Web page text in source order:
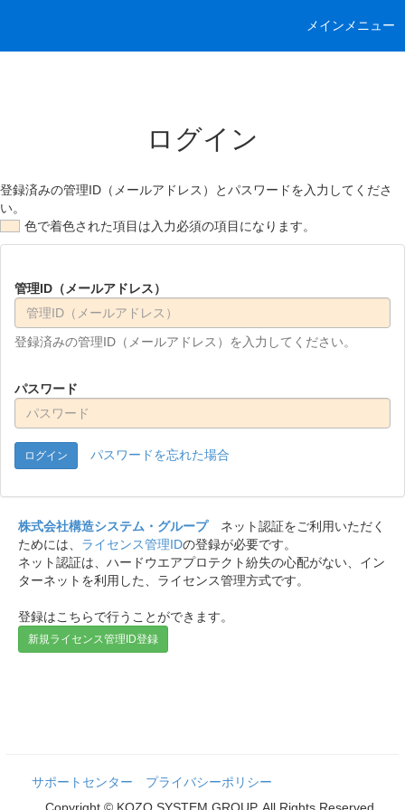
メインメニュー
ログイン
登録済みの管理ID（メールアドレス）とパスワードを入力してくださ
い。
色で着色された項目は入力必須の項目になります。
管理ID（メールアドレス）
登録済みの管理ID（メールアドレス）を入力してください。
パスワード
パスワードを忘れた場合
株式会社構造システム・グループネット認証をご利用いただく
ためには、 ライセンス管理IDの登録が必要です。
ネット認証は、ハードウエアプロテクト紛失の心配がない、イン
ターネットを利用した、ライセンス管理方式です。
登録はこちらで行うことができます。
新規ライセンス管理ID登録
サポートセンター
プライバシーポリシー